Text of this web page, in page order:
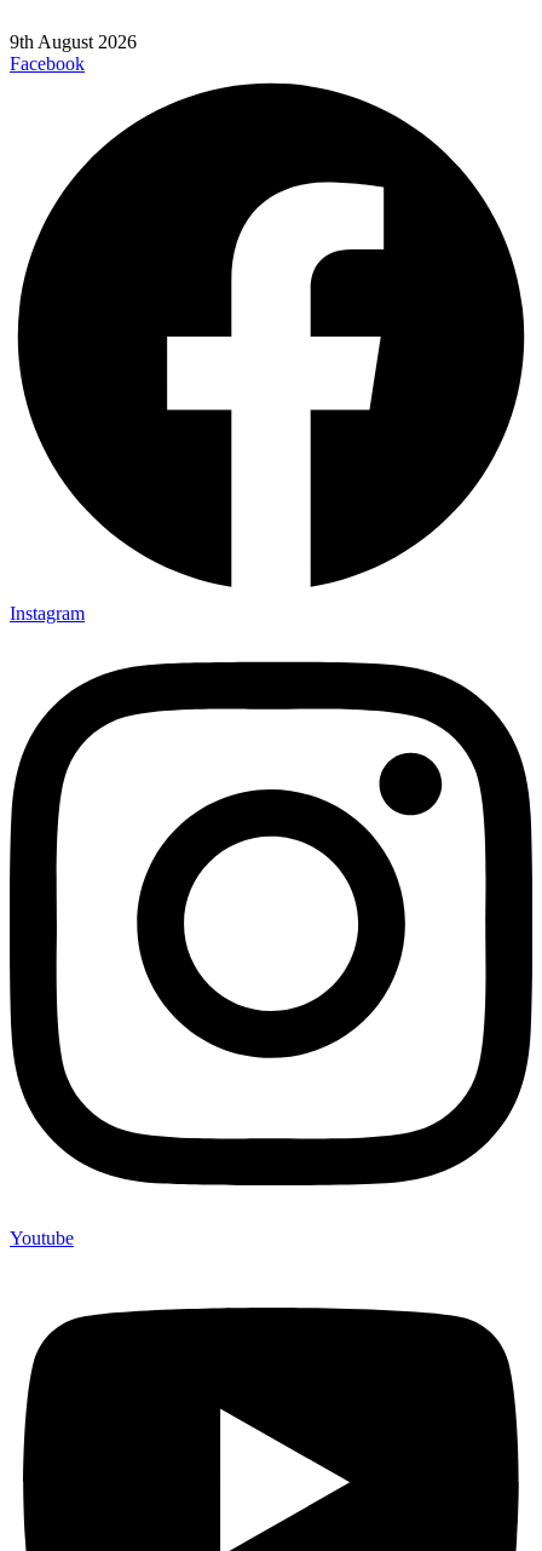
9th August 2026
Facebook
Instagram
Youtube